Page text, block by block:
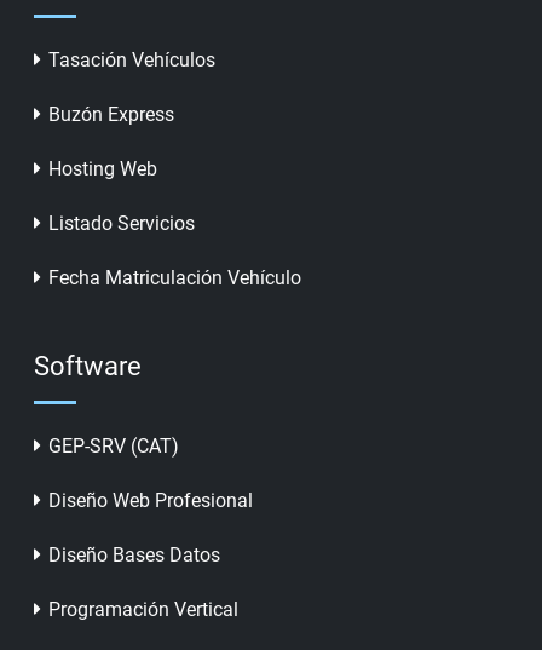
Tasación Vehículos
Buzón Express
Hosting Web
Listado Servicios
Fecha Matriculación Vehículo
Software
GEP-SRV (CAT)
Diseño Web Profesional
Diseño Bases Datos
Programación Vertical